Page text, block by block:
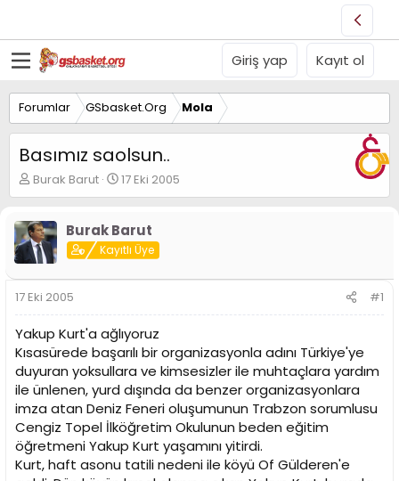
Giriş yap Kayıt ol
Forumlar GSbasket.Org Mola
Basımız saolsun..
K
o
u
y
u
B
a
ş
a
t
a
n
Burak Barut
B
a
l
a
n
g
a
r
i
h
i
17 Eki 2005
Burak Barut
Kayıtlı Üye
17 Eki 2005 #1
Yakup Kurt'a ağlıyoruz
Kısasürede başarılı bir organizasyonla adını Türkiye'ye
duyuran yoksullara ve kimsesizler ile muhtaçlara yardım
ile ünlenen, yurd dışında da benzer organizasyonlara
imza atan Deniz Feneri oluşumunun Trabzon sorumlusu
Cengiz Topel İlköğretim Okulunun beden eğitim
öğretmeni Yakup Kurt yaşamını yitirdi.
Kurt, haft asonu tatili nedeni ile köyü Of Gülderen'e